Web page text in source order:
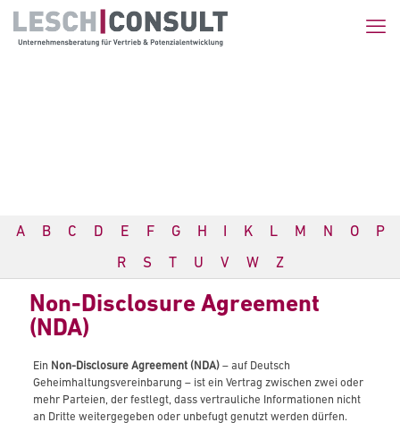
A B C D E F G H I K L M N O
P
R
S T U V W Z
Non-Disclosure Agreement
(NDA)
Ein Non-Disclosure Agreement (NDA)– auf Deutsch
Geheimhaltungsvereinbarung – ist ein Vertrag zwischen zwei oder
mehr Parteien, der festlegt, dass vertrauliche Informationen nicht
an Dritte weitergegeben oder unbefugt genutzt werden dürfen.